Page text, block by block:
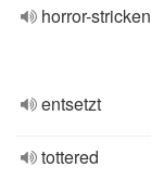
horror-stricken
entsetzt
tottered